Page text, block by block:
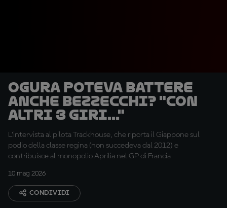
Ogura poteva battere
anche Bezzecchi? "Con
altri 3 giri..."
L'intervista al pilota Trackhouse, che riporta il Giappone sul
podio della classe regina (non succedeva dal 2012) e
contribuisce al monopolio Aprilia nel GP di Francia
10 mag 2026
CONDIVIDI